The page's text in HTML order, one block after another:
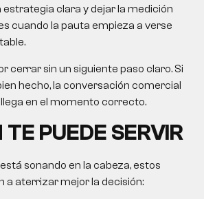
estrategia clara y dejar la medición
cuando la pauta empieza a verse
cerrar sin un siguiente paso claro. Si
hecho, la conversación comercial
en el momento correcto.
PUEDE SERVIR
sonando en la cabeza, estos
a aterrizar mejor la decisión: